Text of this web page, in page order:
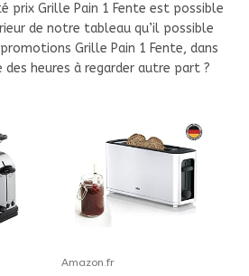
prix Grille Pain 1 Fente est possible
de notre tableau qu’il possible
Grille Pain 1 Fente, dans
des heures à regarder autre part ?
Amazon.fr